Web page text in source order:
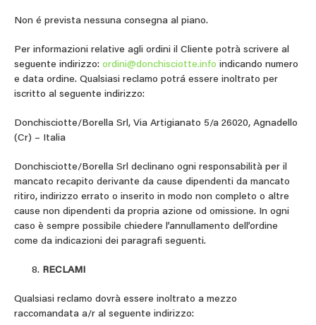
Non é prevista nessuna consegna al piano.
Per informazioni relative agli ordini il Cliente potrà scrivere al
seguente indirizzo: ordini@donchisciotte.info indicando numero
e data ordine. Qualsiasi reclamo potrá essere inoltrato per
iscritto al seguente indirizzo:
Donchisciotte/Borella Srl, Via Artigianato 5/a 26020, Agnadello
(Cr) – Italia
Donchisciotte/Borella Srl declinano ogni responsabilità per il
mancato recapito derivante da cause dipendenti da mancato
ritiro, indirizzo errato o inserito in modo non completo o altre
cause non dipendenti da propria azione od omissione. In ogni
caso è sempre possibile chiedere l’annullamento dell’ordine
come da indicazioni dei paragrafi seguenti.
RECLAMI
Qualsiasi reclamo dovrà essere inoltrato a mezzo
raccomandata a/r al seguente indirizzo: